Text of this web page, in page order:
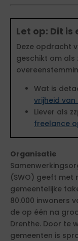
Let op: Dit
Deze opdracht
geschikt om als
Wat is
vrijheid
Liever als
freelance
Organisatie
(SWO) geeft met
gemeentelijke
80.000 inwoners
de op één na
Drenthe. Door te
gemeenten is